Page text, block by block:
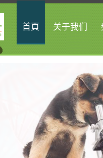
首頁 关于我们